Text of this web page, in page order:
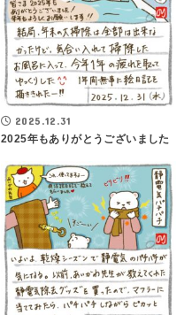
2025.12.31
2025年もありがとうございました